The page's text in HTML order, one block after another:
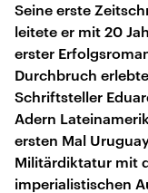
Seine erste
leitete er mit 20
erster
Durchbruch
Schriftsteller
Adern
ersten Mal
Militärdiktatur mit
imperialistischen